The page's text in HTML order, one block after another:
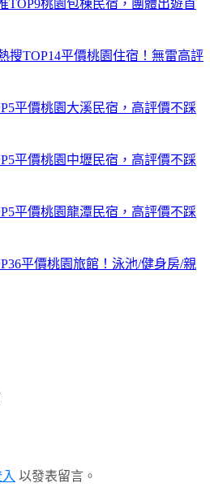
TOP9桃園包棟民宿，團體出遊首
搜TOP14平價桃園住宿！無雷高評
平價桃園大溪民宿，高評價不踩
平價桃園中壢民宿，高評價不踩
平價桃園龍潭民宿，高評價不踩
平價桃園旅館！泳池/健身房/親
以發表留言。